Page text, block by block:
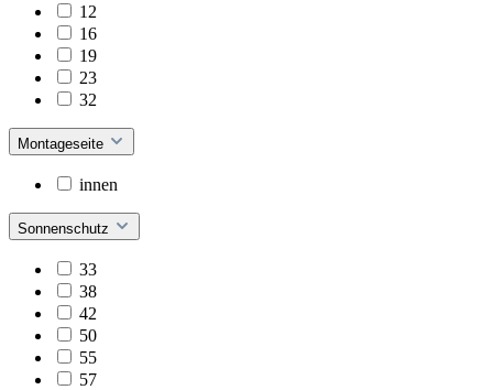
12
16
19
23
32
Montageseite
innen
Sonnenschutz
33
38
42
50
55
57